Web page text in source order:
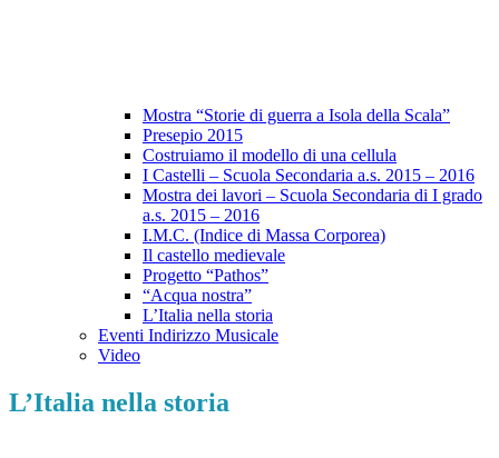
Mostra “Storie di guerra a Isola della Scala”
Presepio 2015
Costruiamo il modello di una cellula
I Castelli – Scuola Secondaria a.s. 2015 – 2016
Mostra dei lavori – Scuola Secondaria di I grado
a.s. 2015 – 2016
I.M.C. (Indice di Massa Corporea)
Il castello medievale
Progetto “Pathos”
“Acqua nostra”
L’Italia nella storia
Eventi Indirizzo Musicale
Video
L’Italia nella storia